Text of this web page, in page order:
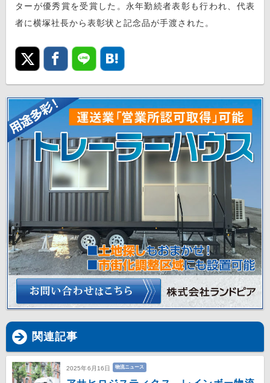
ターが優秀賞を受賞した。永年勤続者表彰も行われ、代表
者に横塚社長から表彰状と記念品が手渡された。
関連記事
2025年6月16日 物流ニュース